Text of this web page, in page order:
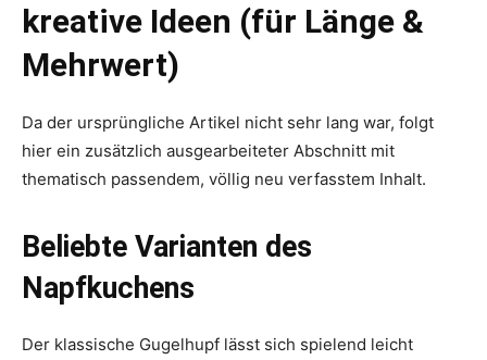
kreative Ideen (für Länge &
Mehrwert)
Da der ursprüngliche Artikel nicht sehr lang war, folgt
hier ein zusätzlich ausgearbeiteter Abschnitt mit
thematisch passendem, völlig neu verfasstem Inhalt.
Beliebte Varianten des
Napfkuchens
Der klassische Gugelhupf lässt sich spielend leicht